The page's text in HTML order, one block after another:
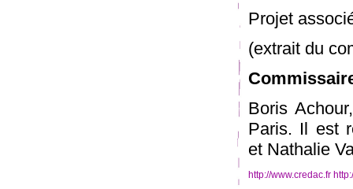
Projet
(extrait du
Boris
Paris. Il est
et Nathalie
http://www.credac.fr